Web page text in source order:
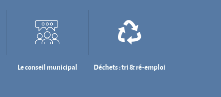
Le conseil municipal Déchets : tri & ré-emploi